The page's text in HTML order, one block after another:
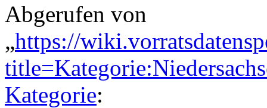
Abgerufen von
„https://
Kategorie: